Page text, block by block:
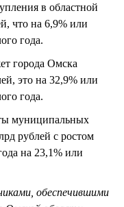
в областной
что на 6,9% или
года.
города Омска
это на 32,9% или
года.
муниципальных
рублей с ростом
на 23,1% или
обеспечившими